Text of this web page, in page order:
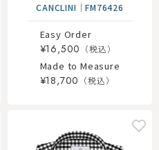
CANCLINI ｜FM76426
Easy Order
¥16,500
Made to Measure
¥18,700